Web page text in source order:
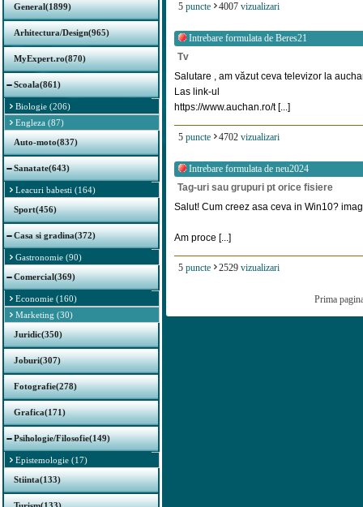
General(1899)
Arhitectura/Design(965)
MyExpert.ro(870)
Scoala(861)
Biologie (206)
Engleza (87)
Auto-moto(837)
Sanatate(643)
Leacuri babesti (164)
Sport(456)
Casa si gradina(372)
Gastronomie (90)
Comercial(369)
Economie (160)
Marketing (30)
Juridic(350)
Joburi(307)
Fotografie(278)
Grafica(171)
Psihologie/Filosofie(149)
Epistemologie (17)
Stiinta(133)
5 puncte 4007 vizualizari
Intrebare formulata de Beres21
Tv
Salutare , am văzut ceva televizor la
Las link-ul
https://www.auchan.ro/t [...]
5 puncte 4702 vizualizari
Intrebare formulata de neu2024
Tag-uri sau grupuri pt orice fisiere
Salut! Cum creez asa ceva in Win10?
Am proce [...]
5 puncte 2529 vizualizari
Prima